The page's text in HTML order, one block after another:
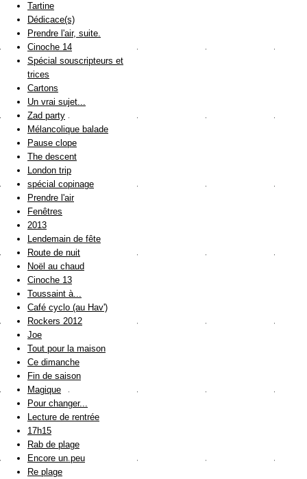
Tartine
Dédicace(s)
Prendre l'air, suite.
Cinoche 14
Spécial souscripteurs et
trices
Cartons
Un vrai sujet...
Zad party
Mélancolique balade
Pause clope
The descent
London trip
spécial copinage
Prendre l'air
Fenêtres
2013
Lendemain de fête
Route de nuit
Noël au chaud
Cinoche 13
Toussaint à...
Café cyclo (au Hav')
Rockers 2012
Joe
Tout pour la maison
Ce dimanche
Fin de saison
Magique
Pour changer...
Lecture de rentrée
17h15
Rab de plage
Encore un peu
Re plage